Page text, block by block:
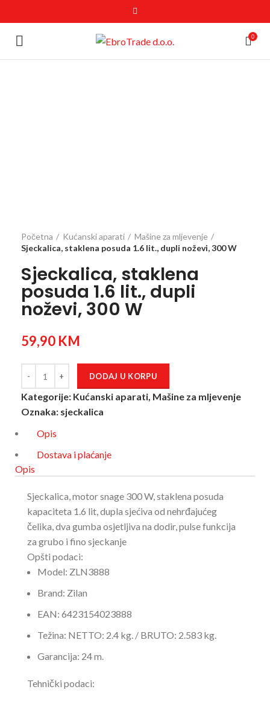
0
Početna Kućanski aparati
Mašine za mljevenje
Sjeckalica, staklena posuda 1.6 lit., dupli noževi, 300 W
Sjeckalica, staklena
posuda 1.6 lit., dupli
noževi, 300 W
59,90 KM
DODAJ U KORPU
Kategorije: Kućanski aparati, Mašine za mljevenje
Oznaka: sjeckalica
Opis
Dostava i plaćanje
Opis
Sjeckalica, motor snage 300 W, staklena posuda
kapaciteta 1.6 lit, dupla sjećiva od nehrđajućeg
čelika, dva gumba osjetljiva na dodir, pulse funkcija
za grubo i fino sjeckanje
Opšti podaci:
Model: ZLN3888
Brand: Zilan
EAN: 6423154023888
Težina: NETTO: 2.4 kg. / BRUTO: 2.583 kg.
Garancija: 24 m.
Tehnički podaci: